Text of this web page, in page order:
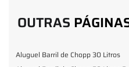
OUTRAS
Aluguel Barril de Chopp 30 Litros